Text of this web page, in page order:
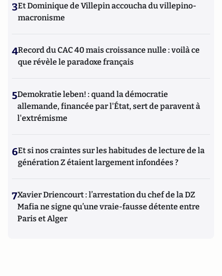
3Et Dominique de Villepin accoucha du villepino-
macronisme
4Record du CAC 40 mais croissance nulle : voilà ce
que révèle le paradoxe français
5Demokratie leben! : quand la démocratie
allemande, financée par l'État, sert de paravent à
l'extrémisme
6Et si nos craintes sur les habitudes de lecture de la
génération Z étaient largement infondées ?
7Xavier Driencourt : l’arrestation du chef de la DZ
Mafia ne signe qu’une vraie-fausse détente entre
Paris et Alger